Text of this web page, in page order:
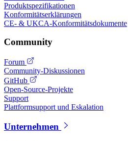
Produktspezifikationen
Konformitätserklärungen
CE- & UKCA-Konformitätsdokumente
Community
Forum
Community-Diskussionen
GitHub
Open-Source-Projekte
Support
Plattformsupport und Eskalation
Unternehmen